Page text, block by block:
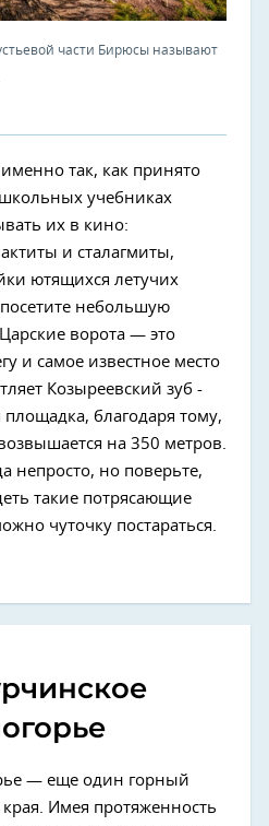
части Бирюсы называют
так, как принято
учебниках
их в кино:
и сталагмиты,
ютящихся летучих
небольшую
ворота — это
и самое известное место
Козыреевский зуб -
благодаря тому,
на 350 метров.
непросто, но поверьте,
такие потрясающие
чуточку постараться.
— еще один горный
края. Имея протяженность